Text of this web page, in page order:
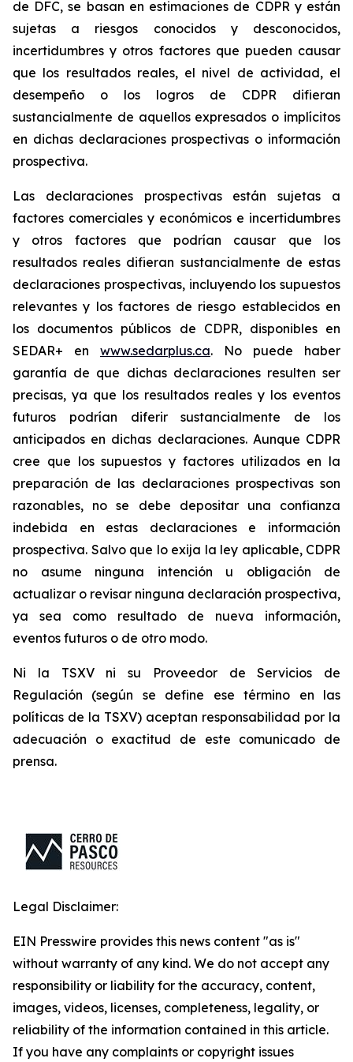
de DFC, se basan en estimaciones de CDPR y están
sujetas a riesgos conocidos y desconocidos,
incertidumbres y otros factores que pueden causar
que los resultados reales, el nivel de actividad, el
desempeño o los logros de CDPR difieran
sustancialmente de aquellos expresados o implícitos
en dichas declaraciones prospectivas o información
prospectiva.
Las declaraciones prospectivas están sujetas a
factores comerciales y económicos e incertidumbres
y otros factores que podrían causar que los
resultados reales difieran sustancialmente de estas
declaraciones prospectivas, incluyendo los supuestos
relevantes y los factores de riesgo establecidos en
los documentos públicos de CDPR, disponibles en
SEDAR+ en www.sedarplus.ca. No puede haber
garantía de que dichas declaraciones resulten ser
precisas, ya que los resultados reales y los eventos
futuros podrían diferir sustancialmente de los
anticipados en dichas declaraciones. Aunque CDPR
cree que los supuestos y factores utilizados en la
preparación de las declaraciones prospectivas son
razonables, no se debe depositar una confianza
indebida en estas declaraciones e información
prospectiva. Salvo que lo exija la ley aplicable, CDPR
no asume ninguna intención u obligación de
actualizar o revisar ninguna declaración prospectiva,
ya sea como resultado de nueva información,
eventos futuros o de otro modo.
Ni la TSXV ni su Proveedor de Servicios de
Regulación (según se define ese término en las
políticas de la TSXV) aceptan responsabilidad por la
adecuación o exactitud de este comunicado de
prensa.
Legal Disclaimer:
EIN Presswire provides this news content "as is"
without warranty of any kind. We do not accept any
responsibility or liability for the accuracy, content,
images, videos, licenses, completeness, legality, or
reliability of the information contained in this article.
If you have any complaints or copyright issues